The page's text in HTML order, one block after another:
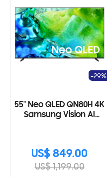
55" Neo QLED QN80H 4K
Samsung Vision AI
US$ 849.00
US$ 1,199.00
-29%